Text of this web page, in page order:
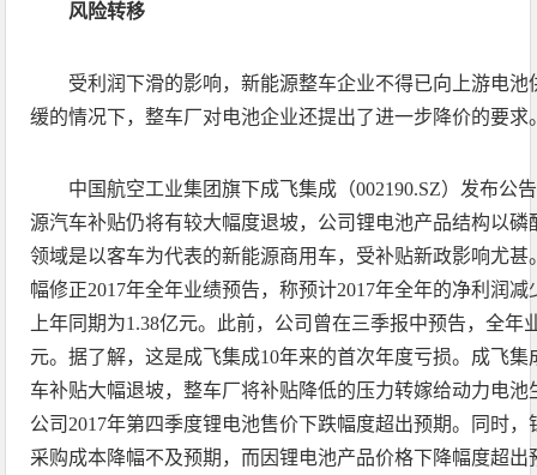
风险转移
受利润下滑的影响，新能源整车企业不得已向上游电
缓的情况下，整车厂对电池企业还提出了进一步降价的要求
中国航空工业集团旗下成飞集成（002190.SZ）发布公
源汽车补贴仍将有较大幅度退坡，公司锂电池产品结构以
领域是以客车为代表的新能源商用车，受补贴新政影响尤
幅修正2017年全年业绩预告，称预计2017年全年的净利润减
上年同期为1.38亿元。此前，公司曾在三季报中预告，全年
元。据了解，这是成飞集成10年来的首次年度亏损。成飞
车补贴大幅退坡，整车厂将补贴降低的压力转嫁给动力电
公司2017年第四季度锂电池售价下跌幅度超出预期。同时
采购成本降幅不及预期，而因锂电池产品价格下降幅度超